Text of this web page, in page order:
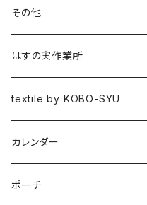
書籍
作品集
図録
その他
はすの実作業所
textile by KOBO-SYU
HISASHI IGARASHI
カレンダー
ポーチ